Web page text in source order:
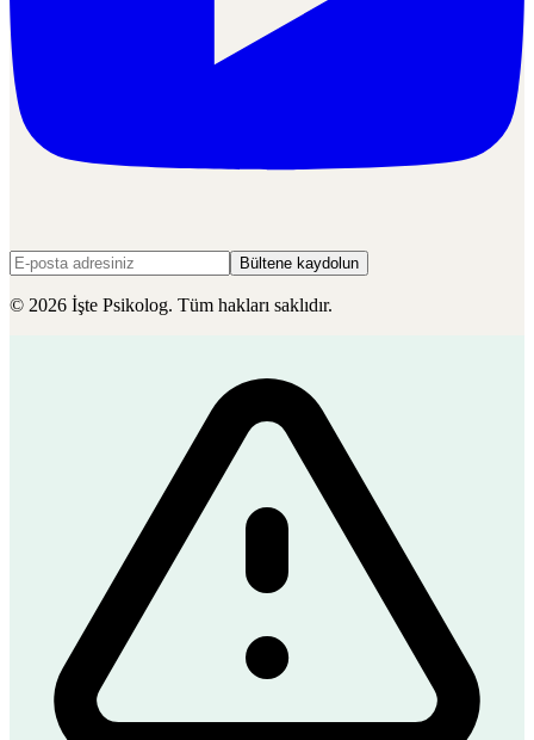
Bültene kaydolun
© 2026 İşte Psikolog. Tüm hakları saklıdır.